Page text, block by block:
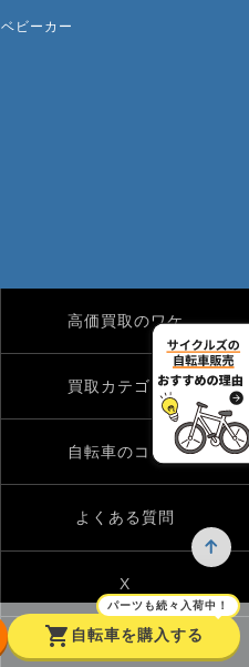
shopping_cart
パーツも続々入荷中！
自転車を購入する
ベビーカー
高価買取のワケ
買取カテゴリー
自転車のコラム
よくある質問
X